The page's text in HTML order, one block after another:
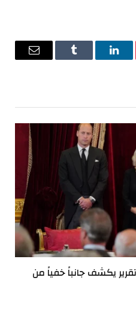
لينكدإن Tumblr
البريد
يكشف جانباً خفياً من